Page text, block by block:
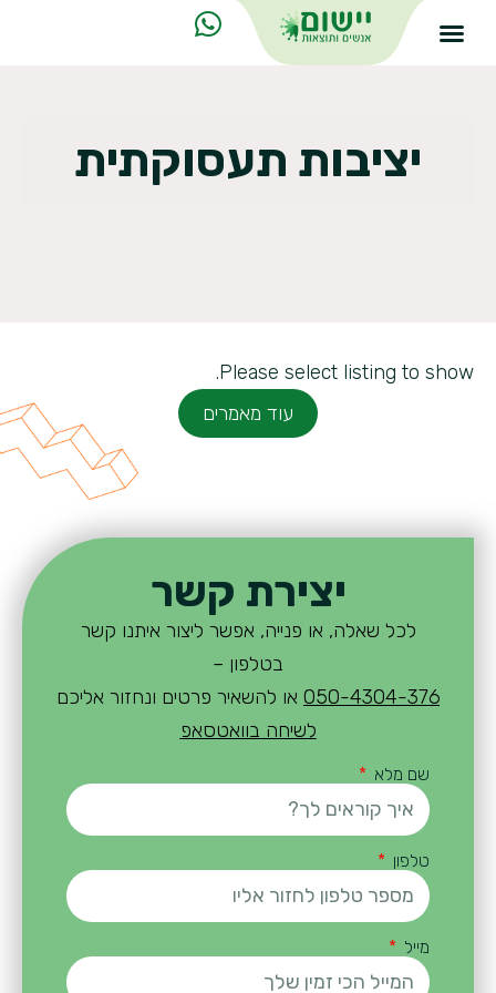
יציבות תעסוקתית
Please select listing to show.
עוד מאמרים
יצירת קשר
לכל שאלה, או פנייה, אפשר ליצור איתנו קשר
בטלפון –
050-4304-376 או להשאיר פרטים ונחזור אליכם
לשיחה בוואטסאפ
שם מלא
טלפון
מייל